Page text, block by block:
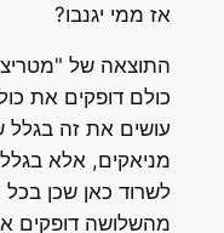
אז ממי יגנבו?
התוצאה של
כולם דופקים את
עושים את זה בגלל
מניאקים, אלא בגלל
לשרוד כאן שכן בכל
מהשלושה דופקים